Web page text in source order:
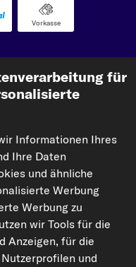
Vorkasse
carpardoo.fr
für
Informationen Ihres
Ihre Daten
und ähnliche
Werbung
Werbung zu
wir Tools für die
Anzeigen, für die
und